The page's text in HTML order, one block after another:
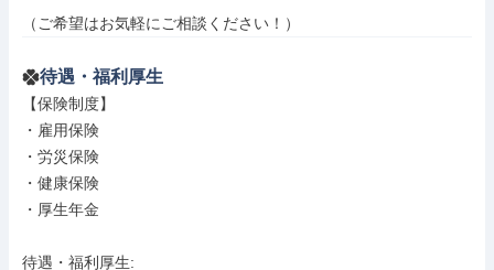
（ご希望はお気軽にご相談ください！）
待遇・福利厚生
【保険制度】
・雇用保険
・労災保険
・健康保険
・厚生年金
待遇・福利厚生: